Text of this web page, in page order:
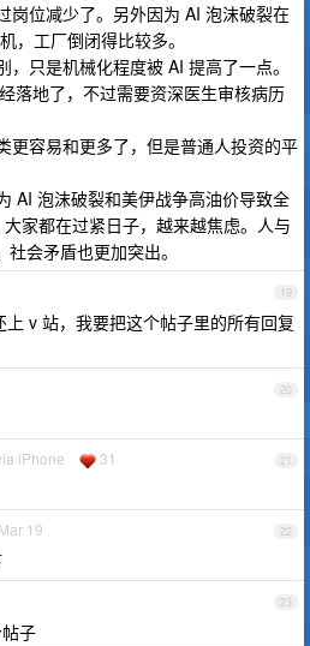
岗位减少了。另外因为 AI 泡沫破裂在
，工厂倒闭得比较多。
只是机械化程度被 AI 提高了一点。
落地了，不过需要资深医生审核病历
更容易和更多了，但是普通人投资的平
AI 泡沫破裂和美伊战争高油价导致全
家都在过紧日子，越来越焦虑。人与
会矛盾也更加突出。
19
v 站，我要把这个帖子里的所有回复
20
21
iPhone 31
22
Mar 19
23
子